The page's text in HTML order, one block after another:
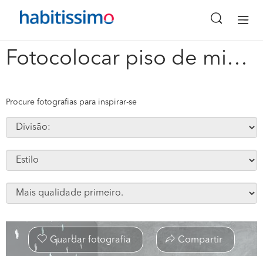
Fotocolocar piso de microcimento por cima do antigo #112478
x
Procure fotografias para inspirar-se
Guardar fotografia Compartir